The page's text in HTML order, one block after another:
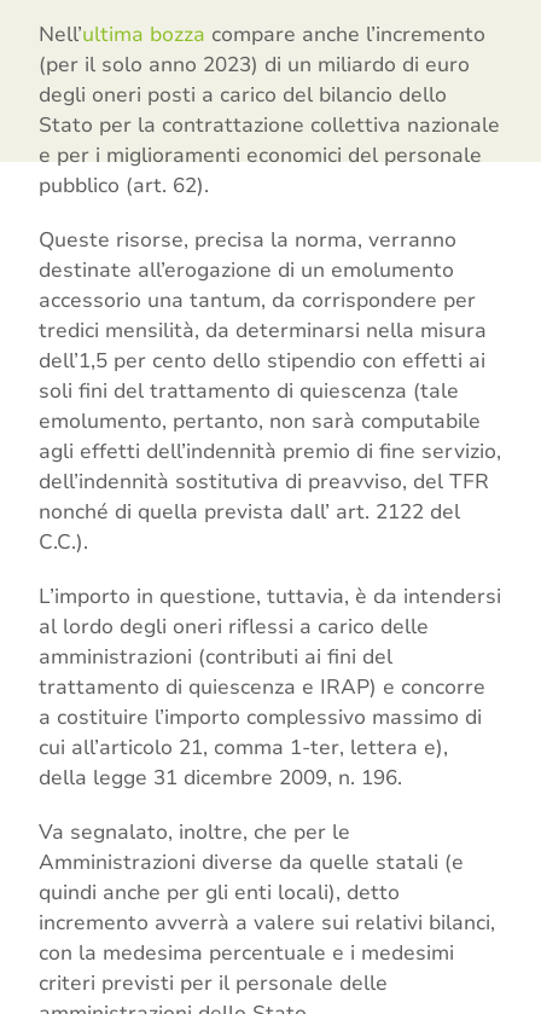
Nell’ultima bozza compare anche l’incremento
(per il solo anno 2023) di un miliardo di euro
degli oneri posti a carico del bilancio dello
Stato per la contrattazione collettiva nazionale
e per i miglioramenti economici del personale
pubblico (art. 62).
Queste risorse, precisa la norma, verranno
destinate all’erogazione di un emolumento
accessorio una tantum, da corrispondere per
tredici mensilità, da determinarsi nella misura
dell’1,5 per cento dello stipendio con effetti ai
soli fini del trattamento di quiescenza (tale
emolumento, pertanto, non sarà computabile
agli effetti dell’indennità premio di fine servizio,
dell’indennità sostitutiva di preavviso, del TFR
nonché di quella prevista dall’ art. 2122 del
C.C.).
L’importo in questione, tuttavia, è da intendersi
al lordo degli oneri riflessi a carico delle
amministrazioni (contributi ai fini del
trattamento di quiescenza e IRAP) e concorre
a costituire l’importo complessivo massimo di
cui all’articolo 21, comma 1-ter, lettera e),
della legge 31 dicembre 2009, n. 196.
Va segnalato, inoltre, che per le
Amministrazioni diverse da quelle statali (e
quindi anche per gli enti locali), detto
incremento avverrà a valere sui relativi bilanci,
con la medesima percentuale e i medesimi
criteri previsti per il personale delle